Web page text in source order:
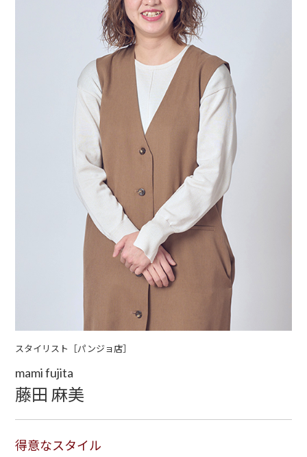
スタイリスト［パンジョ店］
mami fujita
藤田 麻美
得意なスタイル